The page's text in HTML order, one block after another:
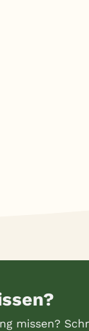
missen?